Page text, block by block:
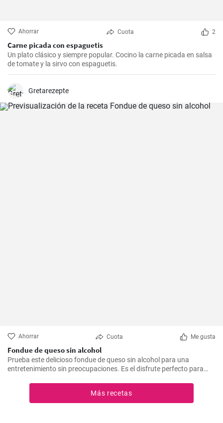
Ahorrar Cuota 2
Carne picada con espaguetis
Un plato clásico y siempre popular. Cocino la carne picada en salsa
de tomate y la sirvo con espaguetis.
Gretarezepte
Ahorrar Cuota Me gusta
Fondue de queso sin alcohol
Prueba este delicioso fondue de queso sin alcohol para una
entretenimiento sin preocupaciones. Es el disfrute perfecto para
guarniciones favoritas como pan crujiente, verduras o incluso
frutas para una experiencia culinaria inolvidable.
Más recetas